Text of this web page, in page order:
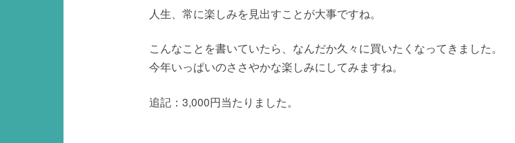
人生、常に楽しみを見出すことが大事ですね。
こんなことを書いていたら、なんだか久々に買いたくなってきました。
今年いっぱいのささやかな楽しみにしてみますね。
追記：3,000円当たりました。